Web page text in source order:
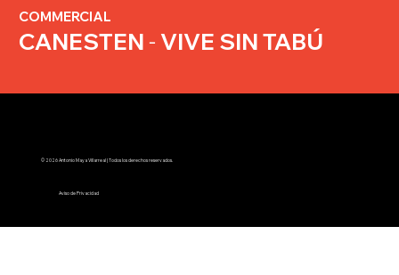
COMMERCIAL
CANESTEN- VIVE SIN TABÚ
© 2026 Antonio Maya Villarreal | Todos los derechos reservados.
Aviso de Privacidad